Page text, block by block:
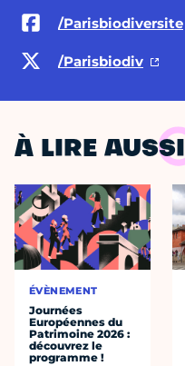
/Parisbiodiversite
/Parisbiodiv
À LIRE AUSSI
ÉVÈNEMENT
Journées
Européennes du
Patrimoine 2026 :
découvrez le
programme !